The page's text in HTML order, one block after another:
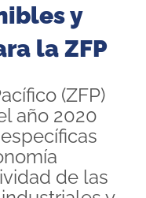
y
la ZFP
(ZFP)
año 2020
de las